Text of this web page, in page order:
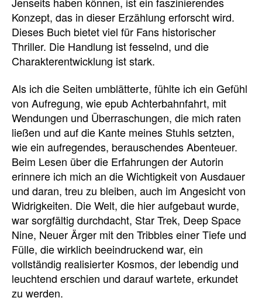
Konzept, das in dieser Erzählung erforscht wird.
Dieses Buch bietet viel für Fans historischer
Thriller. Die Handlung ist fesselnd, und die
Charakterentwicklung ist stark.
Als ich die Seiten umblätterte, fühlte ich ein Gefühl
von Aufregung, wie epub Achterbahnfahrt, mit
Wendungen und Überraschungen, die mich raten
ließen und auf die Kante meines Stuhls setzten,
wie ein aufregendes, berauschendes Abenteuer.
Beim Lesen über die Erfahrungen der Autorin
erinnere ich mich an die Wichtigkeit von Ausdauer
und daran, treu zu bleiben, auch im Angesicht von
Widrigkeiten. Die Welt, die hier aufgebaut wurde,
war sorgfältig durchdacht, Star Trek, Deep Space
Nine, Neuer Ärger mit den Tribbles einer Tiefe und
Fülle, die wirklich beeindruckend war, ein
vollständig realisierter Kosmos, der lebendig und
leuchtend erschien und darauf wartete, erkundet
zu werden.